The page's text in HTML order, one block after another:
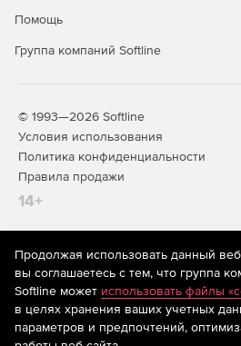
Помощь
Группа компаний Softline
© 1993—2026 Softline
Условия использования
Политика конфиденциальности
Правила продажи
14+
На информационном ресурсе
рекомендательные технологии
предоставления информации на
систематизации и анализа сведений,
предпочтениям пользователей сети
находящихся на территории
Продолжая использовать данный
вы соглашаетесь с тем, что группа
Softline может использовать файлы
в целях хранения ваших учетных
параметров и предпочтений,